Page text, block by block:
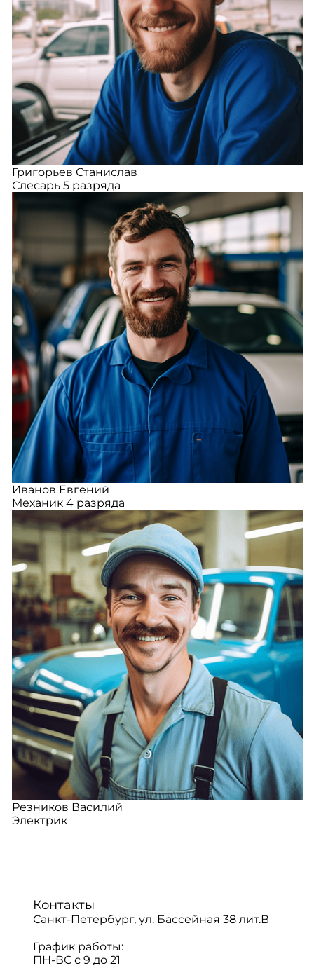
Григорьев Станислав
Слесарь 5 разряда
Иванов Евгений
Механик 4 разряда
Резников Василий
Электрик
Контакты
Санкт-Петербург, ул. Бассейная 38 лит.В
График работы:
ПН-ВС с 9 до 21